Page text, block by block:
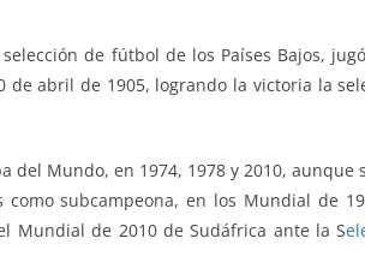
de fútbol de los Países Bajos,
de abril de 1905, logrando la victoria la
del Mundo, en 1974, 1978 y 2010, aunque
subcampeona, en los Mundial de
Mundial de 2010 de Sudáfrica ante la S